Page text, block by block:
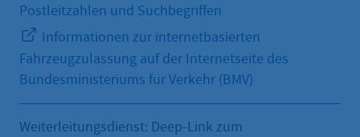
Postleitzahlen und Suchbegriffen
Informationen zur internetbasierten
Fahrzeugzulassung auf der Internetseite des
Bundesministeriums für Verkehr (BMV)
Weiterleitungsdienst: Deep-Link zum